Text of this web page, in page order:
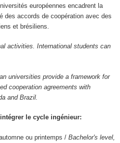
européennes encadrent la
des accords de coopération avec des
et brésiliens.
activities. International students can
universities provide a framework for
cooperation agreements with
and Brazil.
le cycle ingénieur:
ou printemps / Bachelor's level,